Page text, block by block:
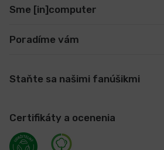
Sme [in]computer
Poradíme vám
Staňte sa našimi fanúšikmi
Certifikáty a ocenenia